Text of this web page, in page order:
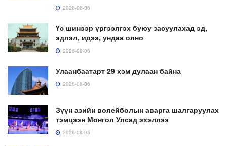
2026-08-06
Үс шинээр үргээлгэх буюу засуулахад эд,
эдлэл, идээ, ундаа олно
2026-08-06
Улаанбаатарт 29 хэм дулаан байна
2026-08-06
Зүүн азийн волейболын аварга шалгаруулах
тэмцээн Монгол Улсад эхэллээ
2026-08-05